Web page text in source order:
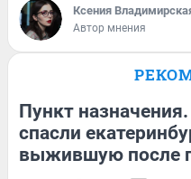
Ксения
Автор мнения
Пункт
спасли
выжившую после